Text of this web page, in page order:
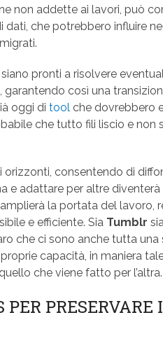
non addette ai lavori, può
dati, che potrebbero influire
pronti a risolvere
così una
oggi di tool che dovrebbero
che tutto fili liscio e non
orizzonti, consentendo di
e adattare per altre
la portata del lavoro,
e efficiente. Sia Tumblr sia
che ci sono anche tutta una
capacità, in maniera
che viene fatto per l’altra.
PER